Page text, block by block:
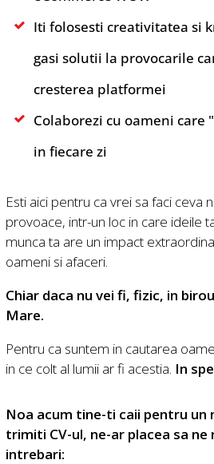
Iti folosesti creativitatea si
gasi solutii la provocarile
cresterea platformei
Colaborezi cu oameni care
in fiecare zi
Esti aici pentru ca vrei sa faci ceva
provoace, intr-un loc in care ideile
munca ta are un impact
oameni si afaceri.
Chiar daca nu vei fi, fizic, in
Mare.
Pentru ca suntem in cautarea
in ce colt al lumii ar fi acestia. In
Noa acum tine-ti caii pentru un
trimiti CV-ul, ne-ar placea sa ne
intrebari: